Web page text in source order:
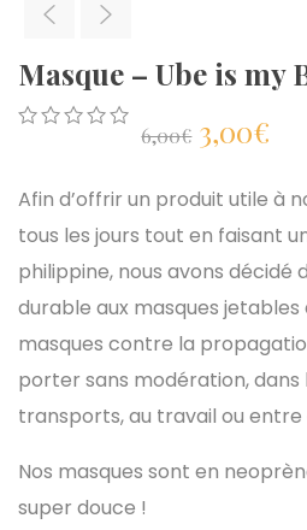
Masque – Ube is my
based
on
customer
ratings
6,00€ Le
prix
initial
était :
6,00€.
3,00€
Afin d’offrir un produit utile à
tous les jours tout en faisant
philippine, nous avons décidé
durable aux masques
masques contre la
porter sans modération, dans
transports, au travail ou entre
Nos masques sont en
super douce !